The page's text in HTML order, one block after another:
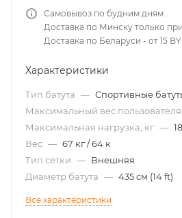
Самовывоз по будним дням
Доставка по Минску только при
Доставка по Беларуси - от 15
Характеристики
Тип батута — Спортивные
Максимальный вес пользователя:
Максимальная нагрузка, кг —
Вес — 67 кг / 64 к
Тип сетки — Внешняя
Диаметр батута — 435 см (14 ft)
Все характеристики